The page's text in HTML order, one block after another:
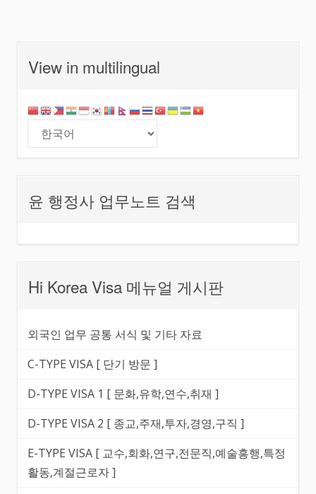
View in multilingual
윤 행정사 업무노트 검색
Hi Korea Visa 메뉴얼 게시판
외국인 업무 공통 서식 및 기타 자료
C-TYPE VISA [ 단기 방문 ]
D-TYPE VISA 1 [ 문화,유학,연수,취재 ]
D-TYPE VISA 2 [ 종교,주재,투자,경영,구직 ]
E-TYPE VISA [ 교수,회화,연구,전문직,예술흥행,특정
활동,계절근로자 ]